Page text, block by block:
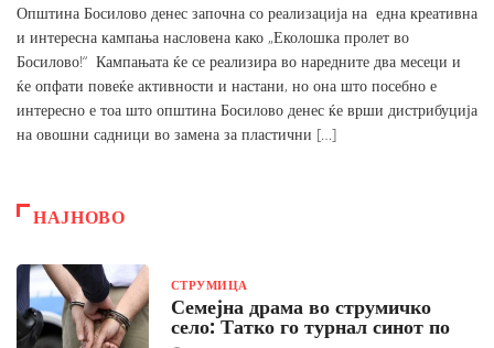
Општина Босилово денес започна со реализација на една креативна
и интересна кампања насловена како „Еколошка пролет во
Босилово!“ Кампањата ќе се реализира во наредните два месеци и
ќе опфати повеќе активности и настани, но она што посебно е
интересно е тоа што општина Босилово денес ќе врши дистрибуција
на овошни садници во замена за пластични […]
НАЈНОВО
СТРУМИЦА
Семејна драма во струмичко
село: Татко го турнал синот по